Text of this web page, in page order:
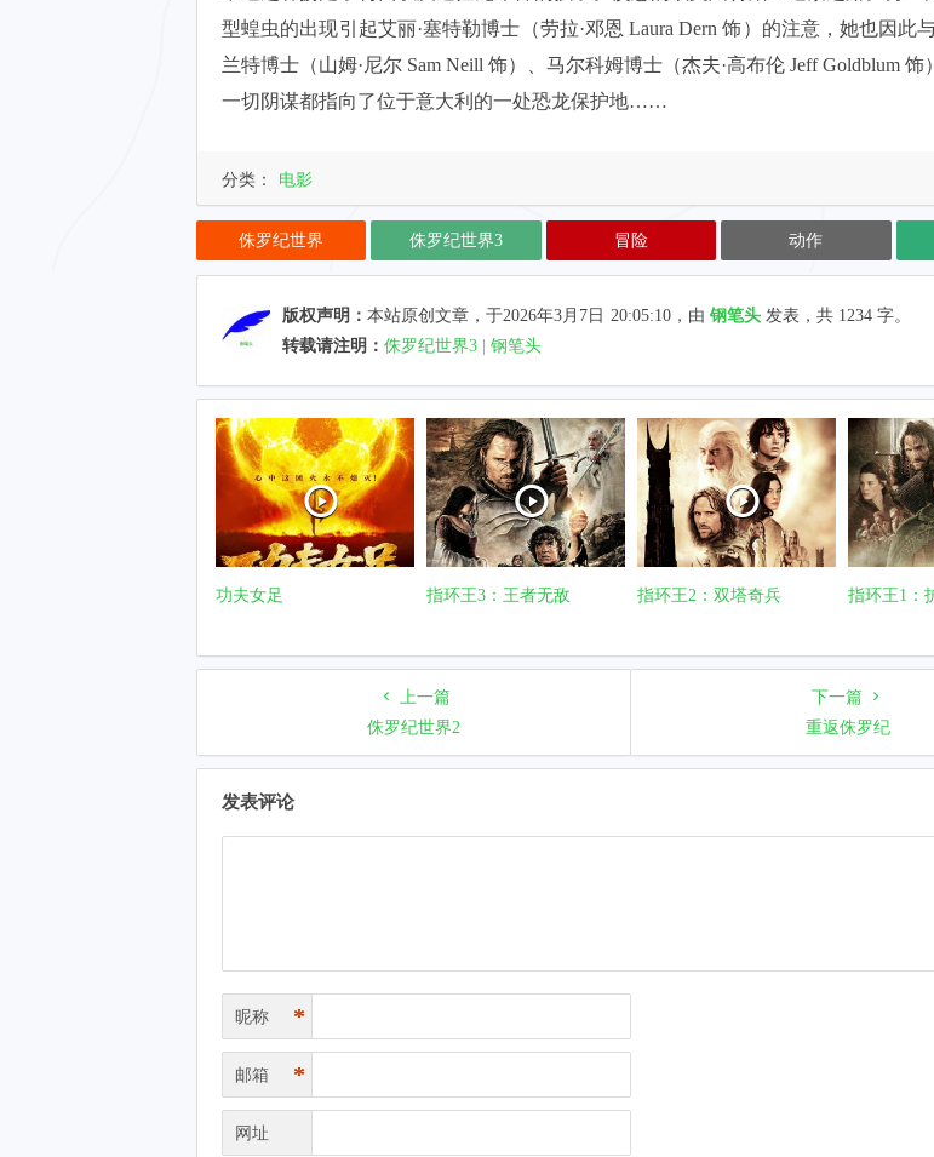
型蝗虫的出现引起艾丽·塞特勒博士（劳拉·邓恩 Laura Dern 饰）的注意，她也因此
兰特博士（山姆·尼尔 Sam Neill 饰）、马尔科姆博士（杰夫·高布伦 Jeff Goldblum 饰
一切阴谋都指向了位于意大利的一处恐龙保护地……
分类： 电影
侏罗纪世界 侏罗纪世界3 冒险 动作
版权声明： 本站原创文章，于2026年3月7日 20:05:10 ，由 钢笔头 发表，共 1234 字。
转载请注明： 侏罗纪世界3 | 钢笔头
功夫女足 指环王3：王者无敌 指环王2：双塔奇兵 指环王1：
上一篇
侏罗纪世界2
下一篇
重返侏罗纪
发表评论
昵称 *
邮箱 *
网址